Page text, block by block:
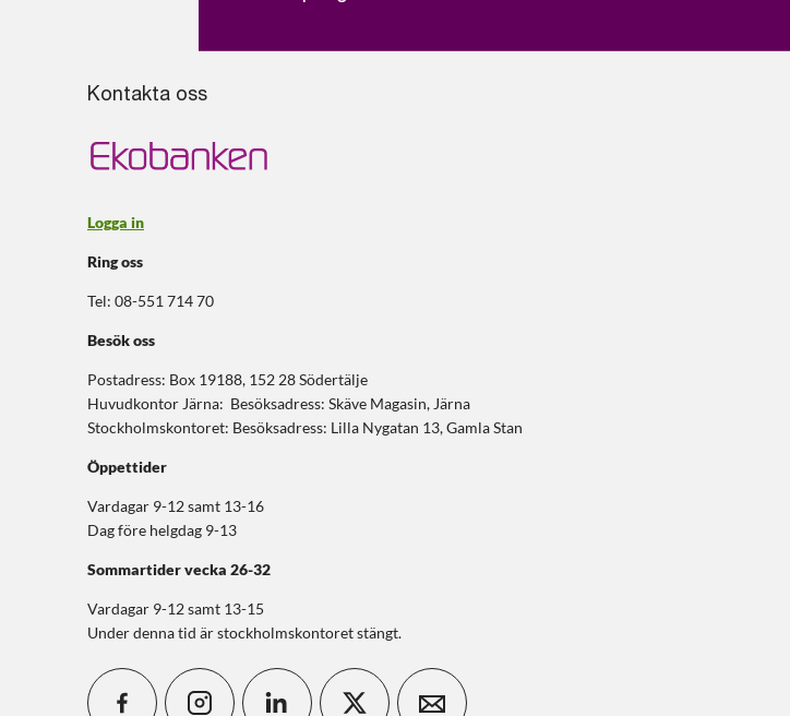
Kontakta oss
Logga in
Ring oss
Tel: 08-551 714 70
Besök oss
Postadress: Box 19188, 152 28 Södertälje
Huvudkontor Järna: Besöksadress: Skäve Magasin, Järna
Stockholmskontoret: Besöksadress: Lilla Nygatan 13, Gamla Stan
Öppettider
Vardagar 9-12 samt 13-16
Dag före helgdag 9-13
Sommartidervecka 26-32
Vardagar 9-12 samt 13-15
Under denna tid är stockholmskontoret stängt.